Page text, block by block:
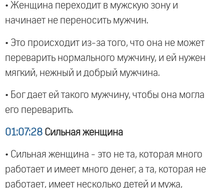
• Женщина переходит в мужскую зону и
начинает не переносить мужчин.
• Это происходит из-за того, что она не может
переварить нормального мужчину, и ей нужен
мягкий, нежный и добрый мужчина.
• Бог дает ей такого мужчину, чтобы она могла
его переварить.
01:07:28 Сильная женщина
• Сильная женщина - это не та, которая много
работает и имеет много денег, а та, которая не
работает, имеет несколько детей и мужа,